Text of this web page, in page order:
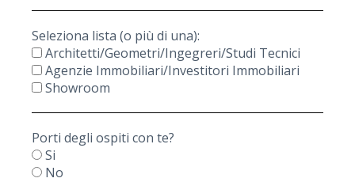
Seleziona lista (o più di una):
Architetti/Geometri/Ingegreri/Studi Tecnici
Agenzie Immobiliari/Investitori Immobiliari
Showroom
Porti degli ospiti con te?
Si
No